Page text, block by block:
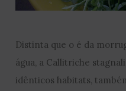
Distinta que o é da
água, a Callitriche
idênticos habitats,